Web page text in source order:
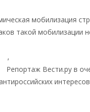
мобилизация
такой мобилизации
,
Репортаж Вести.ру в